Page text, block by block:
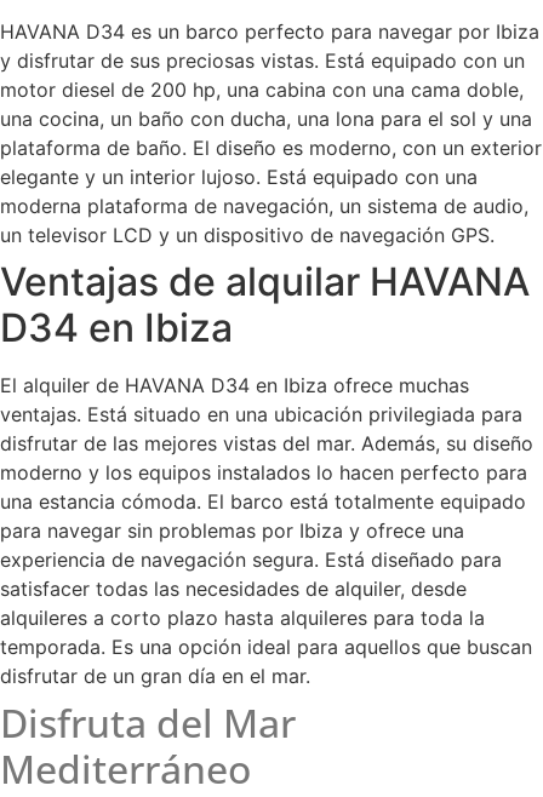
HAVANA D34 es un barco perfecto para navegar por Ibiza
y disfrutar de sus preciosas vistas. Está equipado con un
motor diesel de 200 hp, una cabina con una cama doble,
una cocina, un baño con ducha, una lona para el sol y una
plataforma de baño. El diseño es moderno, con un exterior
elegante y un interior lujoso. Está equipado con una
moderna plataforma de navegación, un sistema de audio,
un televisor LCD y un dispositivo de navegación GPS.
Ventajas de alquilar HAVANA
D34 en Ibiza
El alquiler de HAVANA D34 en Ibiza ofrece muchas
ventajas. Está situado en una ubicación privilegiada para
disfrutar de las mejores vistas del mar. Además, su diseño
moderno y los equipos instalados lo hacen perfecto para
una estancia cómoda. El barco está totalmente equipado
para navegar sin problemas por Ibiza y ofrece una
experiencia de navegación segura. Está diseñado para
satisfacer todas las necesidades de alquiler, desde
alquileres a corto plazo hasta alquileres para toda la
temporada. Es una opción ideal para aquellos que buscan
disfrutar de un gran día en el mar.
Disfruta del Mar
Mediterráneo